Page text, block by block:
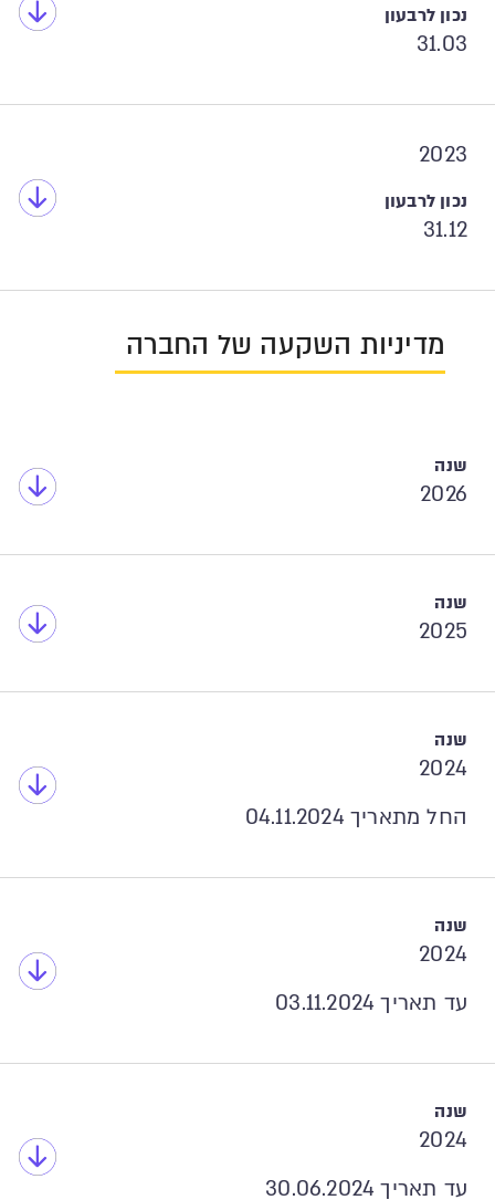
31.03
2023
31.12
מדיניות השקעה של החברה
2026
2025
2024
החל מתאריך 04.11.2024
2024
עד תאריך 03.11.2024
2024
עד תאריך 30.06.2024